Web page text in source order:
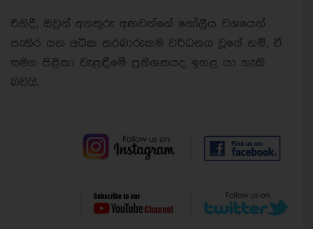
එහිදී, ඔවුන් අනතුරු අඟවන්නේ ගෝලීය වශයෙන්
පැතිර යන අධික තරබාරුකම වර්ධනය වූයේ නම්, ඒ
සමග පිළිකා වැළඳීමේ ප්‍රතිශතයද ඉහළ යා හැකි
බවයි.